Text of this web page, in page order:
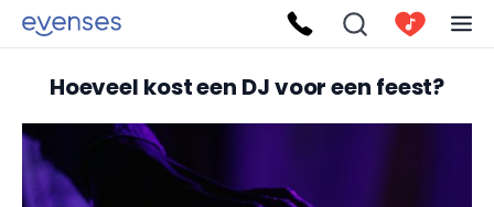
Hoeveel kost een DJ voor een feest?